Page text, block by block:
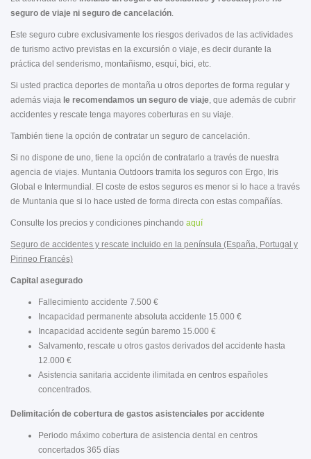
seguro de viaje ni seguro de cancelación.
Este seguro cubre exclusivamente los riesgos derivados de las actividades
de turismo activo previstas en la excursión o viaje, es decir durante la
práctica del senderismo, montañismo, esquí, bici, etc.
Si usted practica deportes de montaña u otros deportes de forma regular y
además viaja le recomendamos un seguro de viaje, que además de cubrir
accidentes y rescate tenga mayores coberturas en su viaje.
También tiene la opción de contratar un seguro de cancelación.
Si no dispone de uno, tiene la opción de contratarlo a través de nuestra
agencia de viajes. Muntania Outdoors tramita los seguros con Ergo, Iris
Global e Intermundial. El coste de estos seguros es menor si lo hace a través
de Muntania que si lo hace usted de forma directa con estas compañías.
Consulte los precios y condiciones pinchando aquí
Seguro de accidentes y rescate incluido en la península (España, Portugal y
Pirineo Francés)
Capital asegurado
Fallecimiento accidente 7.500 €
Incapacidad permanente absoluta accidente 15.000 €
Incapacidad accidente según baremo 15.000 €
Salvamento, rescate u otros gastos derivados del accidente hasta
12.000 €
Asistencia sanitaria accidente ilimitada en centros españoles
concentrados.
Delimitación de cobertura de gastos asistenciales por accidente
Periodo máximo cobertura de asistencia dental en centros
concertados 365 días